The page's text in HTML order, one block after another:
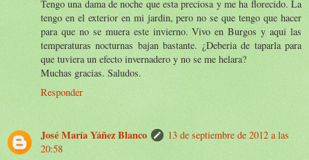
Tengo una dama de noche que esta preciosa y me ha florecido. La
tengo en el exterior en mi jardin, pero no se que tengo que hacer
para que no se muera este invierno. Vivo en Burgos y aqui las
temperaturas nocturnas bajan bastante. ¿Deberia de taparla para
que tuviera un efecto invernadero y no se me helara?
Muchas gracias. Saludos.
Responder
José María Yáñez Blanco
13 de septiembre de 2012 a las
20:58